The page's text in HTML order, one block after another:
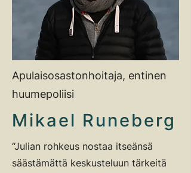
Apulaisosastonhoitaja, entinen
huumepoliisi
Mikael Runeberg
“Julian rohkeus nostaa itseänsä
säästämättä keskusteluun tärkeitä